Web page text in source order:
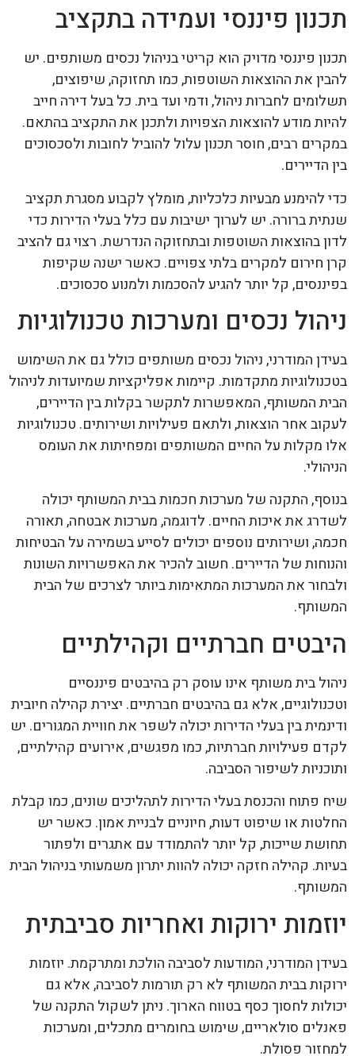
תכנון פיננסי ועמידה בתקציב
תכנון פיננסי מדויק הוא קריטי בניהול נכסים משותפים. יש
להבין את ההוצאות השוטפות, כמו תחזוקה, שיפוצים,
תשלומים לחברות ניהול, ודמי ועד בית. כל בעל דירה חייב
להיות מודע להוצאות הצפויות ולתכנן את התקציב בהתאם.
במקרים רבים, חוסר תכנון עלול להוביל לחובות ולסכסוכים
בין הדיירים.
כדי להימנע מבעיות כלכליות, מומלץ לקבוע מסגרת תקציב
שנתית ברורה. יש לערוך ישיבות עם כלל בעלי הדירות כדי
לדון בהוצאות השוטפות ובתחזוקה הנדרשת. רצוי גם להציב
קרן חירום למקרים בלתי צפויים. כאשר ישנה שקיפות
בפיננסים, קל יותר להגיע להסכמות ולמנוע סכסוכים.
ניהול נכסים ומערכות טכנולוגיות
בעידן המודרני, ניהול נכסים משותפים כולל גם את השימוש
בטכנולוגיות מתקדמות. קיימות אפליקציות שמיועדות לניהול
הבית המשותף, המאפשרות לתקשר בקלות בין הדיירים,
לעקוב אחר הוצאות, ולתאם פעילויות ושירותים. טכנולוגיות
אלו מקלות על החיים המשותפים ומפחיתות את העומס
הניהולי.
בנוסף, התקנה של מערכות חכמות בבית המשותף יכולה
לשדרג את איכות החיים. לדוגמה, מערכות אבטחה, תאורה
חכמה, ושירותים נוספים יכולים לסייע בשמירה על הבטיחות
והנוחות של הדיירים. חשוב להכיר את האפשרויות השונות
ולבחור את המערכות המתאימות ביותר לצרכים של הבית
המשותף.
היבטים חברתיים וקהילתיים
ניהול בית משותף אינו עוסק רק בהיבטים פיננסיים
וטכנולוגיים, אלא גם בהיבטים חברתיים. יצירת קהילה חיובית
ודינמית בין בעלי הדירות יכולה לשפר את חוויית המגורים. יש
לקדם פעילויות חברתיות, כמו מפגשים, אירועים קהילתיים,
ותוכניות לשיפור הסביבה.
שיח פתוח והכנסת בעלי הדירות לתהליכים שונים, כמו קבלת
החלטות או שיפוט דעות, חיוניים לבניית אמון. כאשר יש
תחושת שייכות, קל יותר להתמודד עם אתגרים ולפתור
בעיות. קהילה חזקה יכולה להוות יתרון משמעותי בניהול הבית
המשותף.
יוזמות ירוקות ואחריות סביבתית
בעידן המודרני, המודעות לסביבה הולכת ומתרקמת. יוזמות
ירוקות בבית המשותף לא רק תורמות לסביבה, אלא גם
יכולות לחסוך כסף בטווח הארוך. ניתן לשקול התקנה של
פאנלים סולאריים, שימוש בחומרים מתכלים, ומערכות
למחזור פסולת.